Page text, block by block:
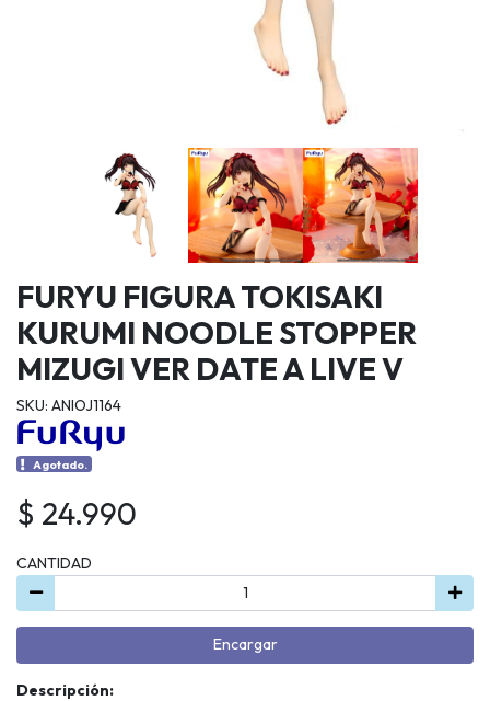
FURYU FIGURA TOKISAKI
KURUMI NOODLE STOPPER
MIZUGI VER DATE A LIVE V
SKU: ANIOJ1164
Agotado.
$ 24.990
CANTIDAD
Encargar
Descripción: